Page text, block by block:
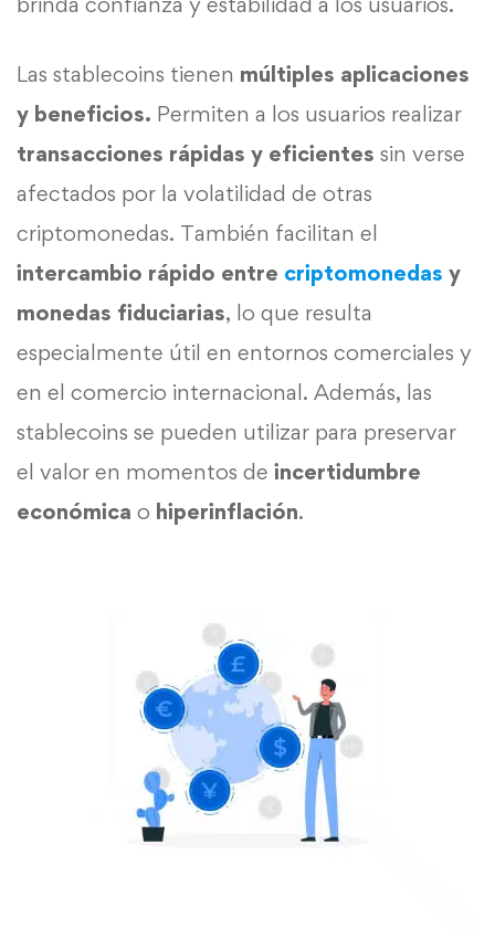
Las stablecoins tienen múltiples aplicaciones
y beneficios. Permiten a los usuarios realizar
transacciones rápidas y eficientes sin verse
afectados por la volatilidad de otras
criptomonedas. También facilitan el
intercambio rápido entre criptomonedas y
monedas fiduciarias, lo que resulta
especialmente útil en entornos comerciales y
en el comercio internacional. Además, las
stablecoins se pueden utilizar para preservar
el valor en momentos de incertidumbre
económica o hiperinflación.